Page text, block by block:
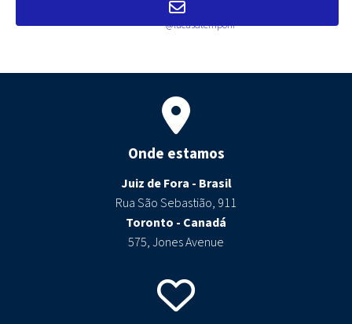
financeiras avançadas. LinkedIn:
@lucasdtemponi
Onde estamos
Juiz de Fora - Brasil
Rua São Sebastião, 911
Toronto - Canadá
575, Jones Avenue